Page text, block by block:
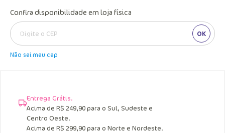
Confira disponibilidade em loja física
OK
Não sei meu cep
Entrega Grátis.
Acima de R$ 249,90 para o Sul, Sudeste e
Centro Oeste.
Acima de R$ 299,90 para o Norte e Nordeste.